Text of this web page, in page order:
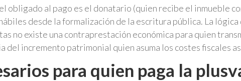
el obligado al pago es el donatario (quien recibe el inmueble
desde la formalización de la escritura pública. La
no existe una contraprestación económica para quien
del incremento patrimonial quien asuma los costes fiscales
para quien paga la